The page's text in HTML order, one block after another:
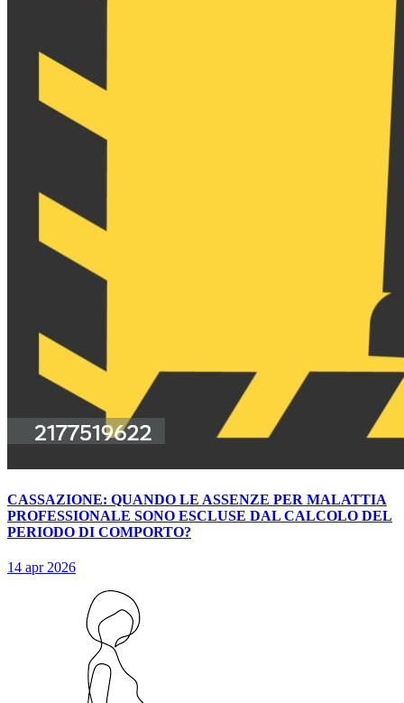
CASSAZIONE: QUANDO LE ASSENZE PER MALATTIA
PROFESSIONALE SONO ESCLUSE DAL CALCOLO DEL
PERIODO DI COMPORTO?
14 apr 2026